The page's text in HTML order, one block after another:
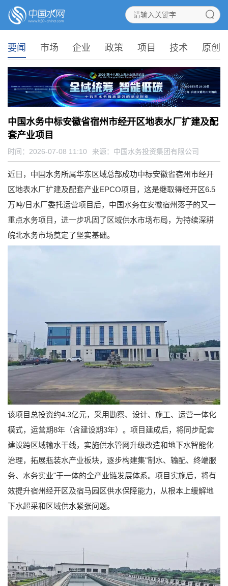
要闻 市场 企业 政策 项目 技术 原创
中国水务中标安徽省宿州市经开区地表水厂扩建及配
套产业项目
时间：2026-07-08 11:10 来源： 中国水务投资集团有限公司
近日，中国水务所属华东区域总部成功中标安徽省宿州市经开
区地表水厂扩建及配套产业EPCO项目，这是继取得经开区6.5
万吨/日水厂委托运营项目后，中国水务在安徽宿州落子的又一
重点水务项目，进一步巩固了区域供水市场布局，为持续深耕
皖北水务市场奠定了坚实基础。
该项目总投资约4.3亿元，采用勘察、设计、施工、运营一体化
模式，运营期8年（含建设期3年）。项目建成后，将同步配套
建设跨区域输水干线，实施供水管网升级改造和地下水智能化
治理，拓展瓶装水产业板块，逐步构建集"制水、输配、终端服
务、水务实业"于一体的全产业链发展体系。项目实施后，将有
效提升宿州经开区及宿马园区供水保障能力，从根本上缓解地
下水超采和区域供水紧张问题。